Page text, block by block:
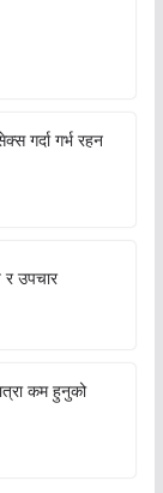
गर्दा गर्भ रहन
उपचार
कम हुनुको